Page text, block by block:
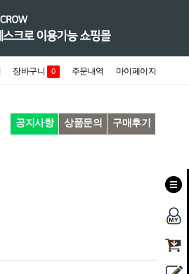
장바구니 0 주문내역 마이페이지
공지사항 상품문의 구매후기